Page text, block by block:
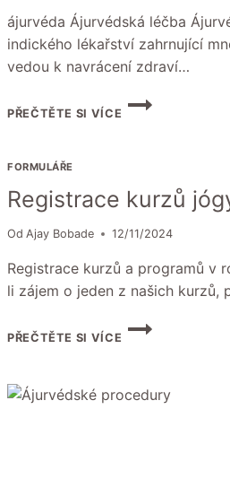
ájurvéda Ájurvédská léčba
indického lékařství zahrnující
vedou k navrácení zdraví…
PŘEČTĚTE SI VÍCE
PITTA
FORMULÁŘE
Registrace kurzů
Od Ajay Bobade 12/11/2024
Registrace kurzů a programů v
li zájem o jeden z našich kurzů,
PŘEČTĚTE SI VÍCE
REGISTRACE